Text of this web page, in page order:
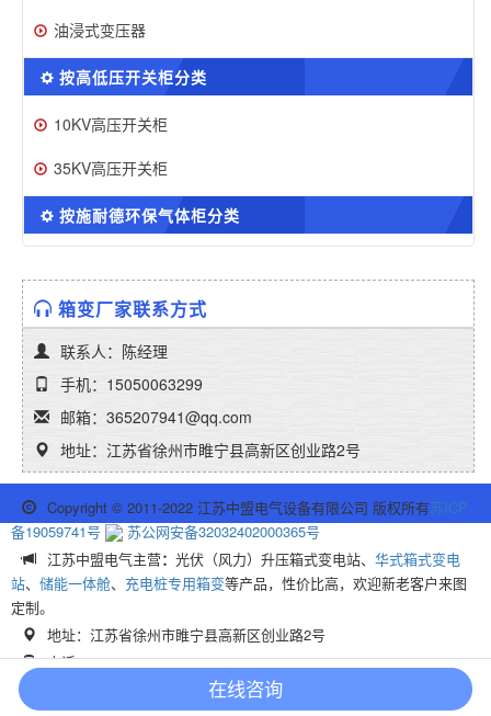
油浸式变压器
按高低压开关柜分类
10KV高压开关柜
35KV高压开关柜
按施耐德环保气体柜分类
箱变厂家联系方式
联系人：陈经理
手机：15050063299
邮箱：365207941@qq.com
地址：江苏省徐州市睢宁县高新区创业路2号
Copyright © 2011-2022 江苏中盟电气设备有限公司 版权所有苏ICP
备19059741号
苏公网安备32032402000365号
江苏中盟电气主营： 光伏（风力）升压箱式变电站、 华式箱式变电
站、 储能一体舱、 充电桩专用箱变等产品，性价比高，欢迎新老客户来图
定制。
地址：江苏省徐州市睢宁县高新区创业路2号
电话：15050063299
在线咨询